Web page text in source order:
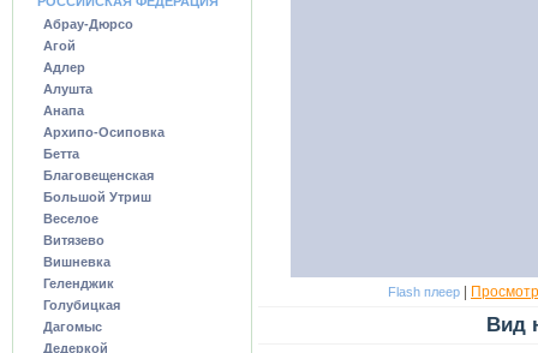
Абрау-Дюрсо
Агой
Адлер
Алушта
Анапа
Архипо-Осиповка
Бетта
Благовещенская
Большой Утриш
Веселое
Витязево
Вишневка
Геленджик
Голубицкая
Дагомыс
Дедеркой
Flash плеер
Вид